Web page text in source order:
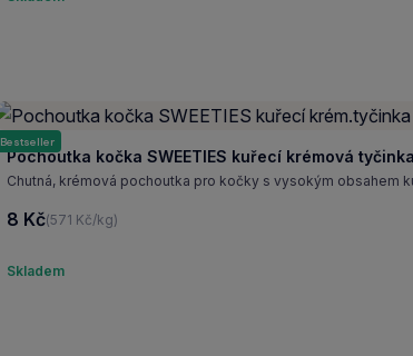
Bestseller
Pochoutka kočka SWEETIES kuřecí krémová
Chutná, krémová pochoutka pro kočky s vysokým obsahem
8 Kč(571 Kč/kg)
Skladem